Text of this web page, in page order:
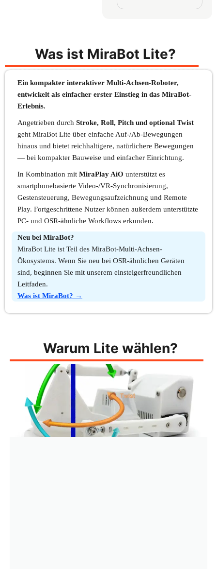
Was ist MiraBot Lite?
Ein kompakter interaktiver Multi-Achsen-Roboter,
entwickelt als einfacher erster Einstieg in das MiraBot-
Erlebnis.
Angetrieben durch Stroke, Roll, Pitch und optional Twist
geht MiraBot Lite über einfache Auf-/Ab-Bewegungen
hinaus und bietet reichhaltigere, natürlichere Bewegungen
— bei kompakter Bauweise und einfacher Einrichtung.
In Kombination mit MiraPlay AiO unterstützt es
smartphonebasierte Video-/VR-Synchronisierung,
Gestensteuerung, Bewegungsaufzeichnung und Remote
Play. Fortgeschrittene Nutzer können außerdem unterstützte
PC- und OSR-ähnliche Workflows erkunden.
Neu bei MiraBot?
MiraBot Lite ist Teil des MiraBot-Multi-Achsen-
Ökosystems. Wenn Sie neu bei OSR-ähnlichen Geräten
sind, beginnen Sie mit unserem einsteigerfreundlichen
Leitfaden.
Was ist MiraBot? →
Warum Lite wählen?